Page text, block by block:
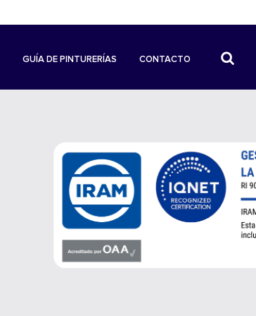
GUÍA DE PINTURERÍAS CONTACTO